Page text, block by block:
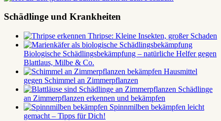
der
Beiträge
Schädlinge und Krankheiten
Thripse: Kleine Insekten, großer Schaden
Biologische Schädlingsbekämpfung – natürliche Helfer gegen
Blattlaus, Milbe & Co.
Hausmittel
gegen Schimmel an Zimmerpflanzen
Schädlinge
an Zimmerpflanzen erkennen und bekämpfen
Spinnmilben bekämpfen leicht
gemacht – Tipps für Dich!